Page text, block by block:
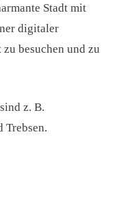
Stadt mit
digitaler
besuchen und zu
z. B.
Trebsen.